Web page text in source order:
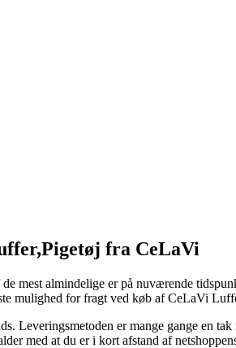
fra CeLaVi
mest almindelige er på nuværende
mulighed for fragt ved køb af CeLaVi
Leveringsmetoden er mange gange en
med at du er i kort afstand af